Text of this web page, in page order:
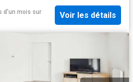
d'un mois sur
Voir les détails